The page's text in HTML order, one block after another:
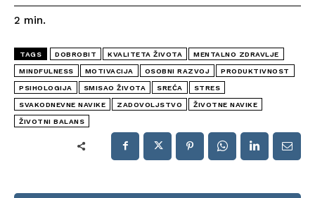
2 min.
TAGS DOBROBIT KVALITETA ŽIVOTA MENTALNO ZDRAVLJE
MINDFULNESS MOTIVACIJA OSOBNI RAZVOJ PRODUKTIVNOST
PSIHOLOGIJA SMISAO ŽIVOTA SREĆA STRES
SVAKODNEVNE NAVIKE ZADOVOLJSTVO ŽIVOTNE NAVIKE
ŽIVOTNI BALANS